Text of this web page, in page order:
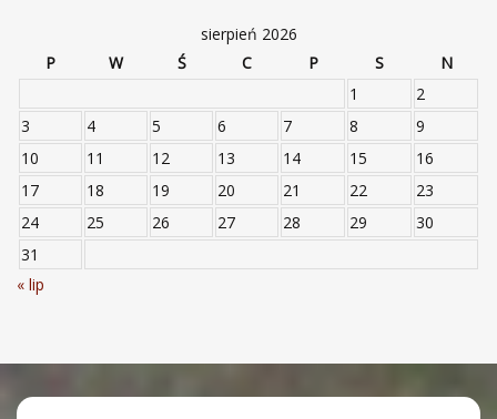
sierpień 2026
P
W Ś C P S
N
1
2
3
4 5 6 7 8
9
10
11 12 13 14 15
16
17
18 19 20 21 22
23
24
25 26 27 28 29
30
31
« lip